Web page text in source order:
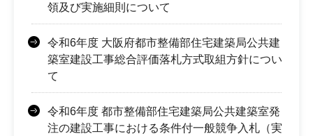
領及び実施細則について
令和6年度 大阪府都市整備部住宅建築局公共建
築室建設工事総合評価落札方式取組方針につい
て
令和6年度 都市整備部住宅建築局公共建築室発
注の建設工事における条件付一般競争入札（実